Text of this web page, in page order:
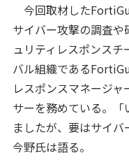
今回取材した
サイバー攻撃の調査
ュリティレスポンス
バル組織である
レスポンスマネージ
サーを務めている。
ましたが、要はサイ
今野氏は語る。